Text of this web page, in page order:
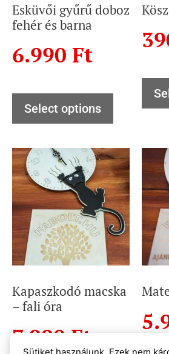
Esküvői gyűrű doboz
fehér és barna
6.990 Ft
Select options
Kapaszkodó macska
– fali óra
7.990 Ft